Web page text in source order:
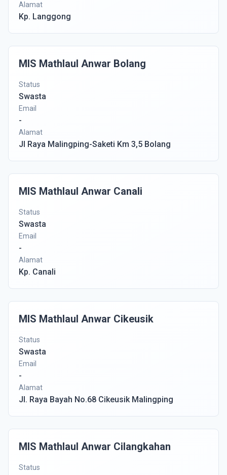
Alamat
Kp. Langgong
MIS Mathlaul Anwar Bolang
Status
Swasta
Email
-
Alamat
Jl Raya Malingping-Saketi Km 3,5 Bolang
MIS Mathlaul Anwar Canali
Status
Swasta
Email
-
Alamat
Kp. Canali
MIS Mathlaul Anwar Cikeusik
Status
Swasta
Email
-
Alamat
Jl. Raya Bayah No.68 Cikeusik Malingping
MIS Mathlaul Anwar Cilangkahan
Status